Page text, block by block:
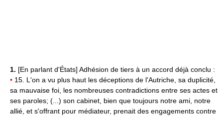
1. [En parlant d'États] Adhésion de tiers à un accord déjà conclu :
• 15. L'on a vu plus haut les déceptions de l'Autriche, sa duplicité,
sa mauvaise foi, les nombreuses contradictions entre ses actes et
ses paroles; (...) son cabinet, bien que toujours notre ami, notre
allié, et s'offrant pour médiateur, prenait des engagements contre